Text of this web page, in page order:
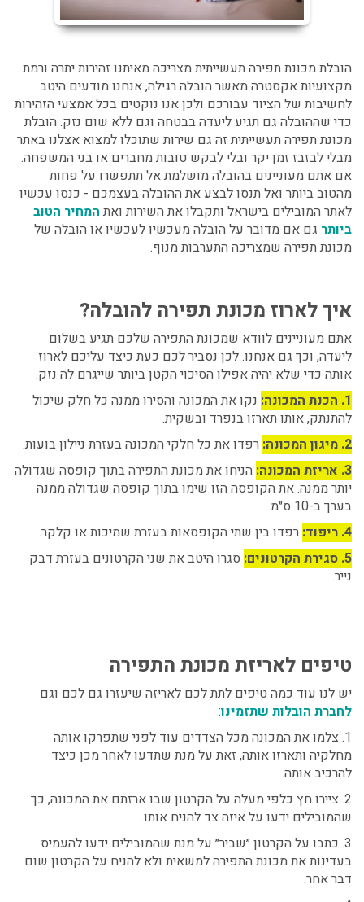
הובלת מכונת תפירה תעשייתית מצריכה מאיתנו זהירות יתרה ורמת
מקצועיות אקסטרה מאשר הובלה רגילה, אנחנו מודעים היטב
לחשיבות של הציוד עבורכם ולכן אנו נוקטים בכל אמצעי הזהירות
כדי שההובלה גם תגיע ליעדה בבטחה וגם ללא שום נזק. הובלת
מכונת תפירה תעשייתית זה גם שירות שתוכלו למצוא אצלנו באתר
מבלי לבזבז זמן יקר ובלי לבקש טובות מחברים או בני המשפחה.
אם אתם מעוניינים בהובלה מושלמת אל תתפשרו על פחות
מהטוב ביותר ואל תנסו לבצע את ההובלה בעצמכם - כנסו עכשיו
לאתר המובילים בישראל ותקבלו את השירות ואת המחיר הטוב
ביותר גם אם מדובר על הובלה מעכשיו לעכשיו או הובלה של
מכונת תפירה שמצריכה התערבות מנוף.
איך לארוז מכונת תפירה להובלה?
אתם מעוניינים לוודא שמכונת התפירה שלכם תגיע בשלום
ליעדה, וכך גם אנחנו. לכן נסביר לכם כעת כיצד עליכם לארוז
אותה כדי שלא יהיה אפילו הסיכוי הקטן ביותר שייגרם לה נזק.
1. הכנת המכונה:
נקו את המכונה והסירו ממנה כל חלק שיכול
להתנתק, אותו תארזו בנפרד ובשקית.
2. מיגון המכונה:
רפדו את כל חלקי המכונה בעזרת ניילון בועות.
3. אריזת המכונה:
הניחו את מכונת התפירה בתוך קופסה שגדולה
יותר ממנה. את הקופסה הזו שימו בתוך קופסה שגדולה ממנה
בערך ב-10 ס״מ.
4. ריפוד:
רפדו בין שתי הקופסאות בעזרת שמיכות או קלקר.
5. סגירת הקרטונים:
סגרו היטב את שני הקרטונים בעזרת דבק
נייר.
טיפים לאריזת מכונת התפירה
יש לנו עוד כמה טיפים לתת לכם לאריזה שיעזרו גם לכם וגם
לחברת הובלות שתזמינו:
1. צלמו את המכונה מכל הצדדים עוד לפני שתפרקו אותה
מחלקיה ותארזו אותה, זאת על מנת שתדעו לאחר מכן כיצד
להרכיב אותה.
2. ציירו חץ כלפי מעלה על הקרטון שבו ארזתם את המכונה, כך
שהמובילים ידעו על איזה צד להניח אותו.
3. כתבו על הקרטון ״שביר״ על מנת שהמובילים ידעו להעמיס
בעדינות את מכונת התפירה למשאית ולא להניח על הקרטון שום
דבר אחר.